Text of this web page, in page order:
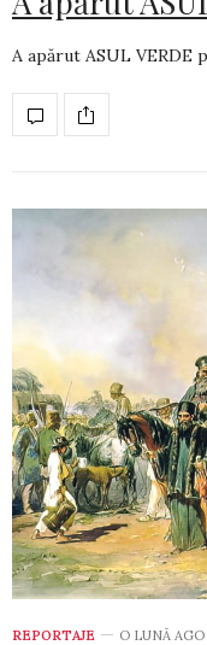
A apărut ASUL VERDE
REPORTAJE O LUNĂ AGO